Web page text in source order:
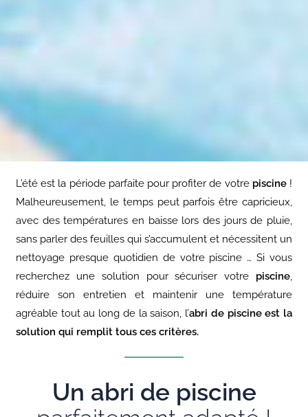
L’été est la période parfaite pour profiter de votre piscine !
Malheureusement, le temps peut parfois être capricieux,
avec des températures en baisse lors des jours de pluie,
sans parler des feuilles qui s’accumulent et nécessitent un
nettoyage presque quotidien de votre piscine …Si vous
recherchez une solution pour sécuriser votre piscine,
réduire son entretien et maintenir une température
agréable tout au long de la saison, l’abri de piscine est la
solution qui remplit tous ces critères.
Un abri de piscine